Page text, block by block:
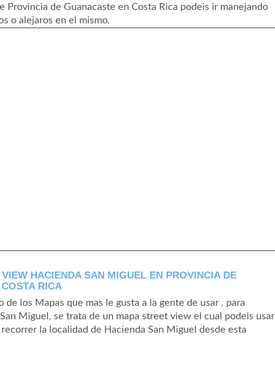
Provincia de Guanacaste en Costa Rica podeis ir manejando
o alejaros en el mismo.
HACIENDA SAN MIGUEL EN PROVINCIA DE
RICA
de los Mapas que mas le gusta a la gente de usar , para
Miguel, se trata de un mapa street view el cual podeis usar
la localidad de Hacienda San Miguel desde esta